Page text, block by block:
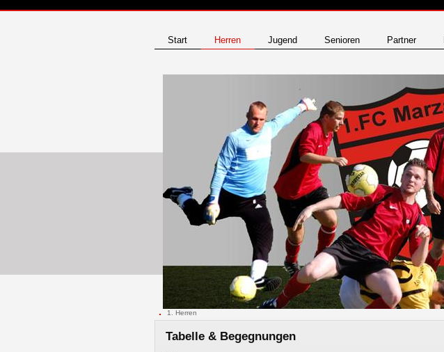
1. Herren
Tabelle & Begegnungen
Start Herren Jugend Senioren Partner